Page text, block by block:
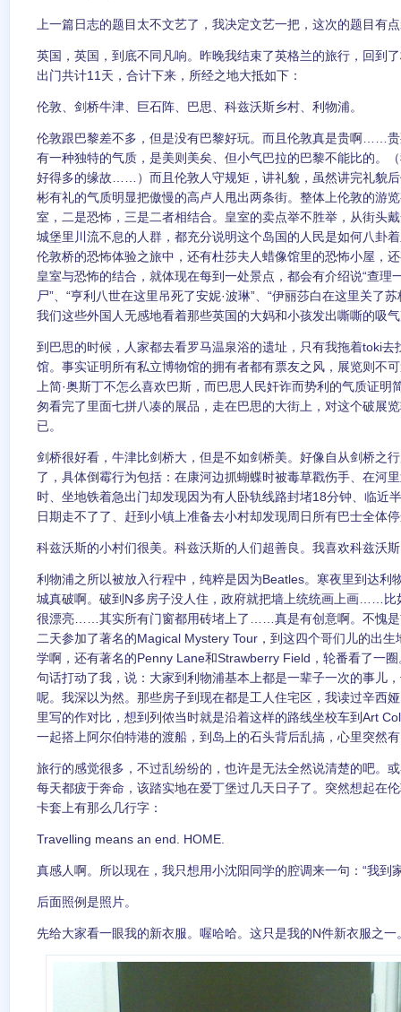
上一篇日志的题目太不文艺了，我决定文艺一把，这次的题目有
英国，英国，到底不同凡响。昨晚我结束了英格兰的旅行，回到
出门共计11天，合计下来，所经之地大抵如下：
伦敦、剑桥牛津、巨石阵、巴思、科兹沃斯乡村、利物浦。
伦敦跟巴黎差不多，但是没有巴黎好玩。而且伦敦真是贵啊……
有一种独特的气质，是美则美矣、但小气巴拉的巴黎不能比的。
好得多的缘故……）而且伦敦人守规矩，讲礼貌，虽然讲完礼貌
彬有礼的气质明显把傲慢的高卢人甩出两条街。整体上伦敦的游
室，二是恐怖，三是二者相结合。皇室的卖点举不胜举，从街头
城堡里川流不息的人群，都充分说明这个岛国的人民是如何八卦
伦敦桥的恐怖体验之旅中，还有杜莎夫人蜡像馆里的恐怖小屋
皇室与恐怖的结合，就体现在每到一处景点，都会有介绍说“查理
尸”、“亨利八世在这里吊死了安妮·波琳”、“伊丽莎白在这里关
我们这些外国人无感地看着那些英国的大妈和小孩发出嘶嘶的吸
到巴思的时候，人家都去看罗马温泉浴的遗址，只有我拖着toki去
馆。事实证明所有私立博物馆的拥有者都有票友之风，展览则不
上简·奥斯丁不怎么喜欢巴斯，而巴思人民奸诈而势利的气质证明
匆看完了里面七拼八凑的展品，走在巴思的大街上，对这个破展
已。
剑桥很好看，牛津比剑桥大，但是不如剑桥美。好像自从剑桥之
了，具体倒霉行为包括：在康河边抓蝴蝶时被毒草戳伤手、在河
时、坐地铁着急出门却发现因为有人卧轨线路封堵18分钟、临近
日期走不了了、赶到小镇上准备去小村却发现周日所有巴士全体
科兹沃斯的小村们很美。科兹沃斯的人们超善良。我喜欢科兹沃
利物浦之所以被放入行程中，纯粹是因为Beatles。寒夜里到达利
城真破啊。破到N多房子没人住，政府就把墙上统统画上画……比
很漂亮……其实所有门窗都用砖堵上了……真是有创意啊。不愧是
二天参加了著名的Magical Mystery Tour，到这四个哥们儿的出
学啊，还有著名的Penny Lane和Strawberry Field，轮番看了一
句话打动了我，说：大家到利物浦基本上都是一辈子一次的事儿
呢。我深以为然。那些房子到现在都是工人住宅区，我读过辛西
里写的作对比，想到列侬当时就是沿着这样的路线坐校车到Art
一起搭上阿尔伯特港的渡船，到岛上的石头背后乱搞，心里突然
旅行的感觉很多，不过乱纷纷的，也许是无法全然说清楚的吧。
每天都疲于奔命，该踏实地在爱丁堡过几天日子了。突然想起在
卡套上有那么几行字：
Travelling means an end. HOME.
真感人啊。所以现在，我只想用小沈阳同学的腔调来一句：“我到
后面照例是照片。
先给大家看一眼我的新衣服。喔哈哈。这只是我的N件新衣服之